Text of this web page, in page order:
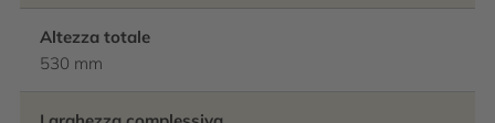
Altezza totale
530 mm